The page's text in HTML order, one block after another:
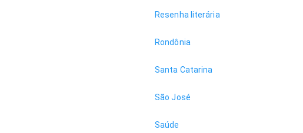
Resenha literária
Rondônia
Santa Catarina
São José
Saúde